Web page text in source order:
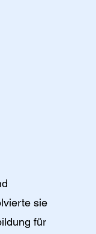
sie
für